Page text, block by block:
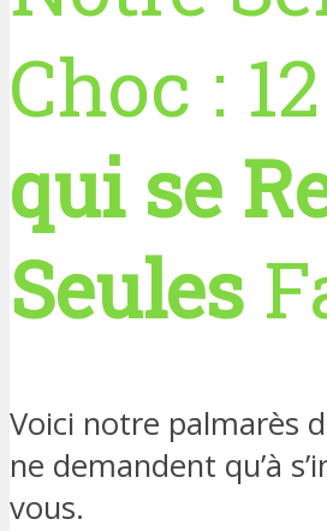
Choc : 12
qui se
Seules
Voici notre palmarès
ne demandent qu’à
vous.